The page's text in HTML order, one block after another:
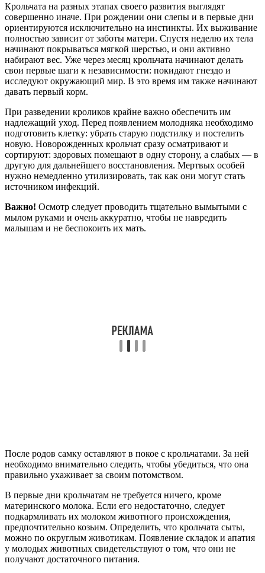
Крольчата на разных этапах своего развития выглядят
совершенно иначе. При рождении они слепы и в первые дни
ориентируются исключительно на инстинкты. Их выживание
полностью зависит от заботы матери. Спустя неделю их тела
начинают покрываться мягкой шерстью, и они активно
набирают вес. Уже через месяц крольчата начинают делать
свои первые шаги к независимости: покидают гнездо и
исследуют окружающий мир. В это время им также начинают
давать первый корм.
При разведении кроликов крайне важно обеспечить им
надлежащий уход. Перед появлением молодняка необходимо
подготовить клетку: убрать старую подстилку и постелить
новую. Новорожденных крольчат сразу осматривают и
сортируют: здоровых помещают в одну сторону, а слабых — в
другую для дальнейшего восстановления. Мертвых особей
нужно немедленно утилизировать, так как они могут стать
источником инфекций.
Важно! Осмотр следует проводить тщательно вымытыми с
мылом руками и очень аккуратно, чтобы не навредить
малышам и не беспокоить их мать.
После родов самку оставляют в покое с крольчатами. За ней
необходимо внимательно следить, чтобы убедиться, что она
правильно ухаживает за своим потомством.
В первые дни крольчатам не требуется ничего, кроме
материнского молока. Если его недостаточно, следует
подкармливать их молоком животного происхождения,
предпочтительно козьим. Определить, что крольчата сыты,
можно по округлым животикам. Появление складок и апатия
у молодых животных свидетельствуют о том, что они не
получают достаточного питания.